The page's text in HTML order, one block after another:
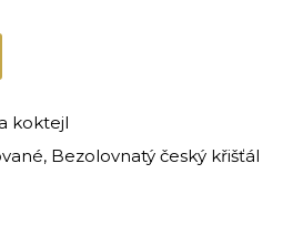
koktejl
Bezolovnatý český křišťál